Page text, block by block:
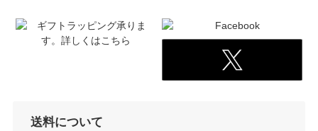
送料について